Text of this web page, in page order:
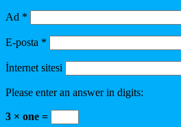
Ad *
E-posta *
İnternet sitesi
Please enter an answer in digits:
3 × one =